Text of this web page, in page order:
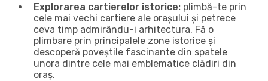
Explorarea cartierelor istorice: plimbă-te prin
cele mai vechi cartiere ale orașului și petrece
ceva timp admirându-i arhitectura. Fă o
plimbare prin principalele zone istorice și
descoperă poveștile fascinante din spatele
unora dintre cele mai emblematice clădiri din
oraș.